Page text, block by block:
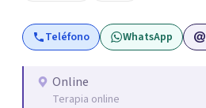
Teléfono WhatsApp
Online
Terapia online